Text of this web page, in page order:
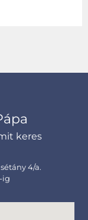
keres
4/a.
ig